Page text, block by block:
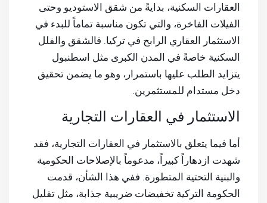
العقارات السكنية، بدايةً من شقق الاستوديو وحتى
الفيلات الفاخرة، والتي تكون مناسبة تماماً للبدء في
الاستثمار العقاري الرابح في تركيا. فالشقق والفلل
السكنية خاصةً في المدن الكبرى مثل اسطنبول
يتزايد الطلب عليها باستمرار، وهو ما يضمن تحقيق
دخل مستدام للمستثمرين.
الاستثمار في العقارات التجارية
أما فيما يتعلق بالاستثمار في العقارات التجارية، فقد
شهدت ازدهاراً كبيراً، مدعوماً بالإصلاحات الحكومية
والبنية التحتية المتطورة. ففي هذا الشأن، قدمت
الحكومة التركية تخفيضات ضريبية جذابة، مثل تقليل